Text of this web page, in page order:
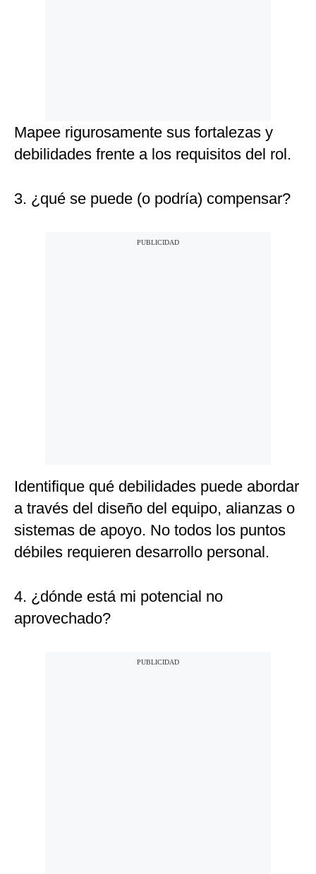
Mapee rigurosamente sus fortalezas y
debilidades frente a los requisitos del rol.
3. ¿qué se puede (o podría) compensar?
Identifique qué debilidades puede abordar
a través del diseño del equipo, alianzas o
sistemas de apoyo. No todos los puntos
débiles requieren desarrollo personal.
4. ¿dónde está mi potencial no
aprovechado?